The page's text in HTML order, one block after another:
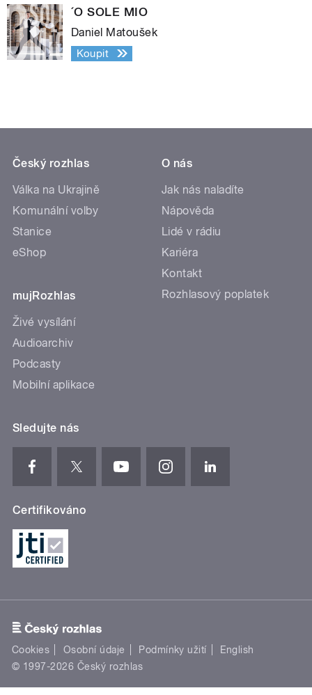
´O SOLE MIO
Daniel Matoušek
Koupit
Český rozhlas
Válka na Ukrajině
Komunální volby
Stanice
eShop
mujRozhlas
Živé vysílání
Audioarchiv
Podcasty
Mobilní aplikace
O nás
Jak nás naladíte
Nápověda
Lidé v rádiu
Kariéra
Kontakt
Rozhlasový poplatek
Sledujte nás
Certifikováno
Cookies Osobní údaje Podmínky užití
English
© 1997-2026 Český rozhlas